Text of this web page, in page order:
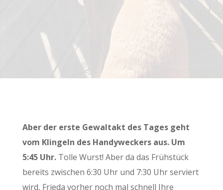
Aber der erste Gewaltakt des Tages geht
vom Klingeln des Handyweckers aus. Um
5:45 Uhr.Tolle Wurst! Aber da das Frühstück
bereits zwischen 6:30 Uhr und 7:30 Uhr serviert
wird, Frieda vorher noch mal schnell Ihre